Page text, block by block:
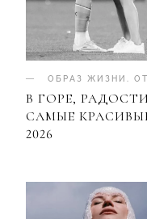
ОБРАЗ ЖИЗНИ
В ГОРЕ,
САМЫЕ
2026